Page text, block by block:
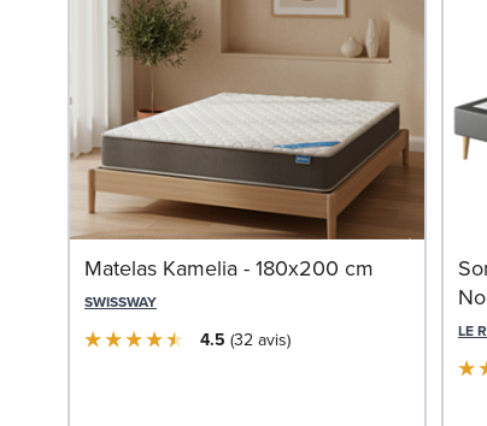
Matelas Kamelia - 180x200 cm
SWISSWAY
4.5 32 avis LE